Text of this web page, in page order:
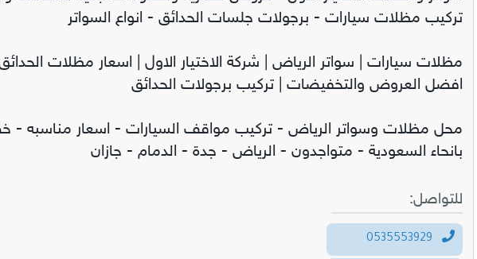
تركيب مظلات سيارات - برجولات جلسات الحدائق - انواع السواتر
مظلات سيارات | سواتر الرياض | شركة الاختيار الاول | اسعار مظلات
افضل العروض والتخفيضات | تركيب برجولات الحدائق
محل مظلات وسواتر الرياض - تركيب مواقف السيارات - اسعار مناسبه -
بانحاء السعودية - متواجدون - الرياض - جدة - الدمام - جازان
للتواصل: